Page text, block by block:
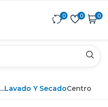
0 0 0
...Lavado Y SecadoCentro De